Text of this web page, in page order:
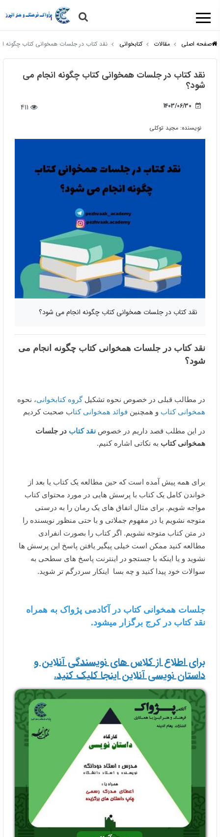
صفحه اصلی مقالات کتابخوانی نقد کتاب در جلسات همخوانی کتاب چگونه
نقد کتاب در جلسات همخوانی کتاب چگونه انجام می
شود؟
1403/06/30
نویسنده: مجید توکلی
نقد کتاب در جلسات همخوانی کتاب چگونه انجام می شود؟
نقد کتاب در جلسات همخوانی کتاب چگونه انجام می
شود؟
در مطالب قبلی در خصوص نحوه تشکیل گروه کتابخوانی، نحوه
همخوانی کتاب و همچنین فوائد همخوانی کتاب صحبت کردیم
در این مطلب قصد داریم در خصوص نقد کتاب در جلسات
همخوانی کتاب به نکاتی اشاره کنیم.
برای همه پیش آمده است که حین مطالعه یک کتاب یا بعد از
خواندن کامل یک کتاب با پرسش هایی در مورد محتوای کتاب
مواجه شویم. برای مثال اتفاق های یک رمان را به درستی
متوجه نشویم یا در مفهوم جملاتی و با حتی منظور نویسنده را
در متن کتاب متوجه نشویم. اگر کتاب را بصورت انفرادی
مطالعه کنید ممکن است خیلی پیگیر یافتن پاسخ این پرسش ها
نشوید و یا اینکه با جستجو در اینترنت پاسخ های سطحی به
سوالات خود پیدا کنید و چه بسا اینکار سردرگم تر شوید.
جلسات همخوانی کتاب در آکادمی پژواک به همراه
نقد کتاب در کرج برگزار میشود.
برای اطلاع از کلاس های نویسندگی آنلاین و
داستان نویسی آنلاین اینجا کلیک کنید.